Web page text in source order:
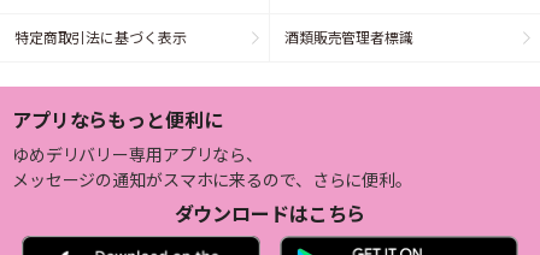
特定商取引法に基づく表示 酒類販売管理者標識
アプリならもっと便利に
ゆめデリバリー専用アプリなら、
メッセージの通知がスマホに来るので、さらに便利。
ダウンロードはこちら